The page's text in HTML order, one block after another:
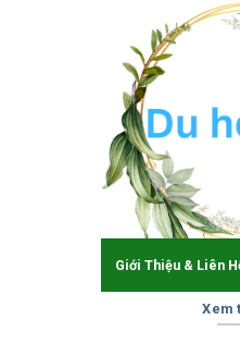
Giới Thiệu & Liên
Xem